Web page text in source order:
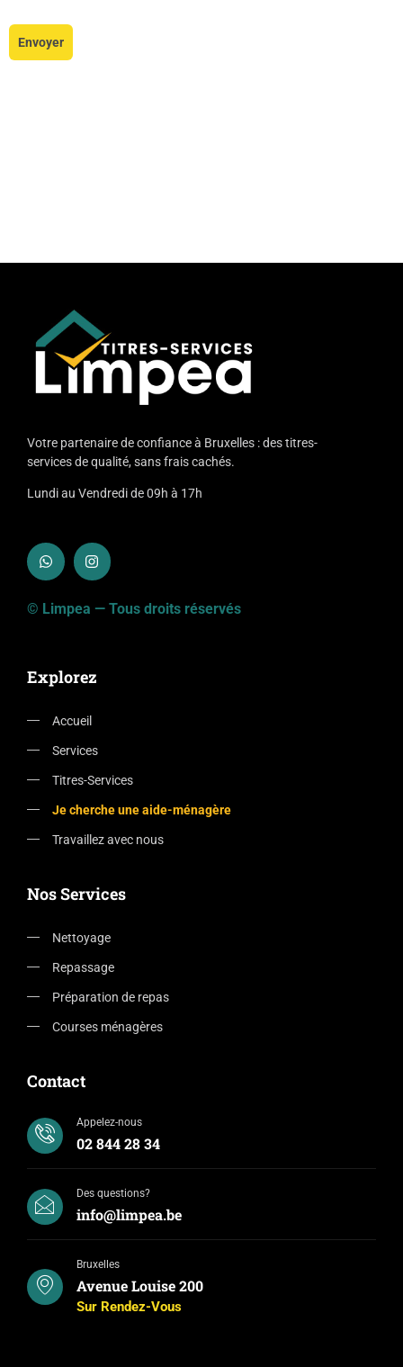
Envoyer
Votre partenaire de confiance à Bruxelles : des titres-
services de qualité, sans frais cachés.
Lundi au Vendredi de 09h à 17h
© Limpea — Tous droits réservés
Explorez
Accueil
Services
Titres-Services
Je cherche une aide-ménagère
Travaillez avec nous
Nos Services
Nettoyage
Repassage
Préparation de repas
Courses ménagères
Contact
Appelez-nous
02 844 28 34
Des questions?
info@limpea.be
Bruxelles
Avenue Louise 200
Sur Rendez-Vous